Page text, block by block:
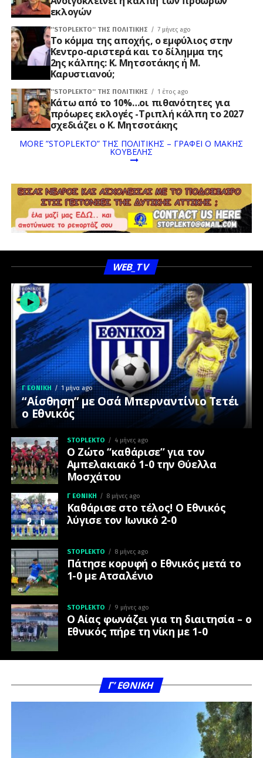
εκλογών
''STOPLEKTO'' ΤΗΣ ΠΟΛΙΤΙΚΗΣ 7 μήνες ago
Το κόμμα της αποχής, ο εμφύλιος στην
Κεντρο-αριστερά και το δίλημμα της
2ης κάλπης: Κ. Μητσοτάκης ή Μ.
Καρυστιανού;
''STOPLEKTO'' ΤΗΣ ΠΟΛΙΤΙΚΗΣ 1 έτος ago
Κάτω από το 10%…οι πιθανότητες για
πρόωρες εκλογές -Τριπλή κάλπη το 2027
σχεδιάζει ο Κ. Μητσοτάκης
MORE ”STOPLEKTO” ΤΗΣ ΠΟΛΙΤΙΚΗΣ – ΓΡΆΦΕΙ Ο ΜΆΚΗΣ
ΚΟΥΒΈΛΗΣ
WEB_TV
Γ ΕΘΝΙΚΉ 1 μήνα ago
“Αίσθηση” με Οσά Μπερναντίνιο Τετέι
ο Εθνικός
STOPLEKTO 4 μήνες ago
Ο Ζώτο “καθάρισε” για τον
Αμπελακιακό 1-0 την Θύελλα
Μοσχάτου
Γ ΕΘΝΙΚΉ 8 μήνες ago
Καθάρισε στο τέλος! Ο Εθνικός
λύγισε τον Ιωνικό 2-0
STOPLEKTO 8 μήνες ago
Πάτησε κορυφή ο Εθνικός μετά το
1-0 με Ατσαλένιο
STOPLEKTO 9 μήνες ago
Ο Αίας φωνάζει για τη διαιτησία – ο
Εθνικός πήρε τη νίκη με 1-0
Γ’ ΕΘΝΙΚΗ